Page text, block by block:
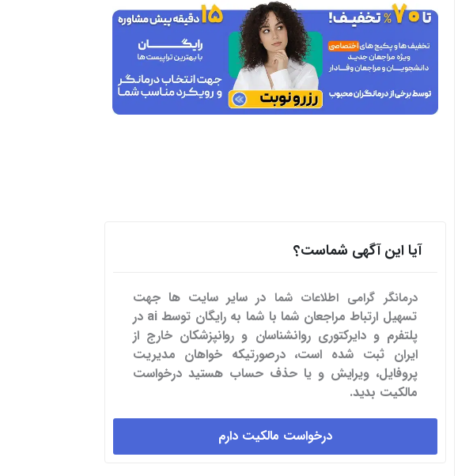
آیا این آگهی شماست؟
درمانگر گرامی اطلاعات شما در سایر سایت ها جهت
تسهیل ارتباط مراجعان شما با شما به رایگان توسط ai در
پلتفرم و دایرکتوری روانشناسان و روانپزشکان خارج از
ایران ثبت شده است، درصورتیکه خواهان مدیریت
پروفایل، ویرایش و یا حذف حساب هستید درخواست
مالکیت بدید.
درخواست مالکیت دارم